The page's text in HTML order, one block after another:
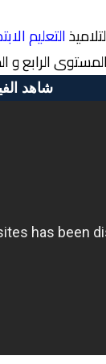
التعليم
المستوى الرابع
شاهد